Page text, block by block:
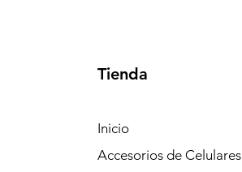
Tienda
Inicio
Accesorios de Celulares